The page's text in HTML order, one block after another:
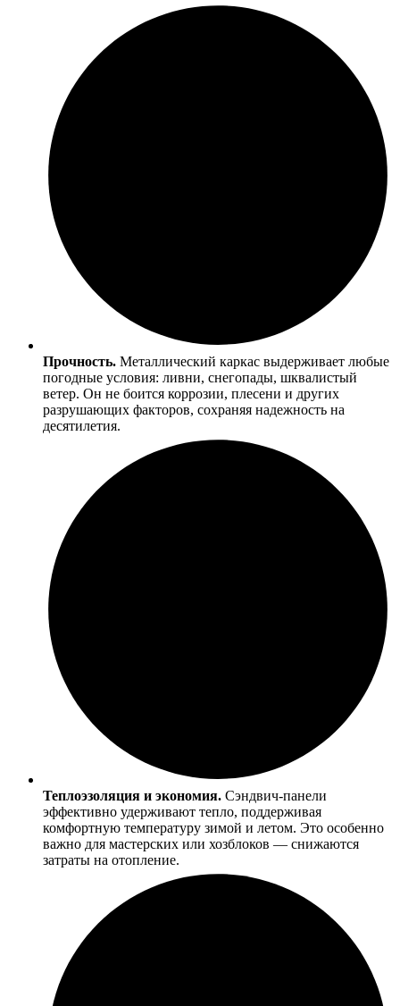
Прочность. Металлический каркас выдерживает любые
погодные условия: ливни, снегопады, шквалистый
ветер. Он не боится коррозии, плесени и других
разрушающих факторов, сохраняя надежность на
десятилетия.
Теплоэзоляция и экономия. Сэндвич-панели
эффективно удерживают тепло, поддерживая
комфортную температуру зимой и летом. Это особенно
важно для мастерских или хозблоков — снижаются
затраты на отопление.